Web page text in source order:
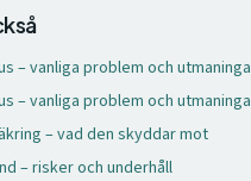
– vanliga problem och
– vanliga problem och
– vad den skyddar mot
– risker och underhåll